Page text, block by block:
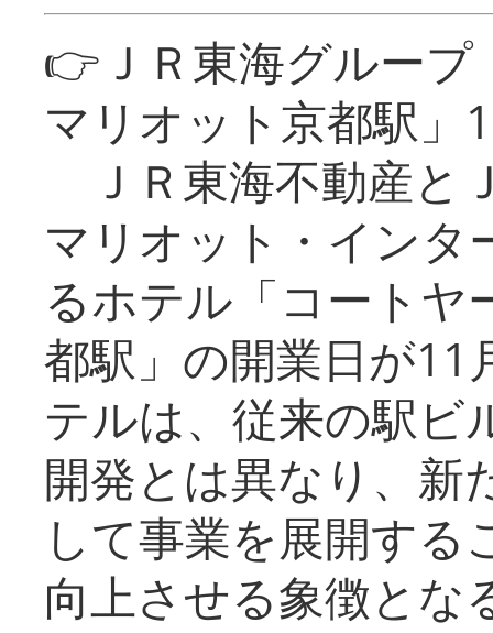
👉ＪＲ東海グルー
マリオット京都駅」
ＪＲ東海不動産と
マリオット・インタ
るホテル「コートヤ
都駅」の開業日が11
テルは、従来の駅ビ
開発とは異なり、新
して事業を展開する
向上させる象徴とな